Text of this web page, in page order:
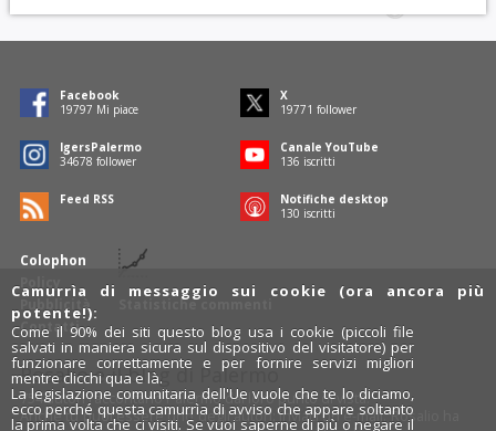
Colophon
Policy
Pubblicità
Contatti
Statistiche commenti
Facebook
19797 Mi piace
X
19771 follower
IgersPalermo
34678 follower
Canale YouTube
136 iscritti
Feed RSS
Notifiche desktop
130 iscritti
Rosalio è il blog di Palermo
754 autoriraccontano Palermo dal loro punto di vista.
Anche tu puoi essere uno degli autori: inviaci un' e-mail. Rosalio ha
Camurrìa di messaggio sui cookie (ora ancora più
potente!):
Come il 90% dei siti questo blog usa i cookie (piccoli file
salvati in maniera sicura sul dispositivo del visitatore) per
funzionare correttamente e per fornire servizi migliori
mentre clicchi qua e là.
La legislazione comunitaria dell'Ue vuole che te lo diciamo,
ecco perché questa camurrìa di avviso che appare soltanto
la prima volta che ci visiti. Se vuoi saperne di più o negare il